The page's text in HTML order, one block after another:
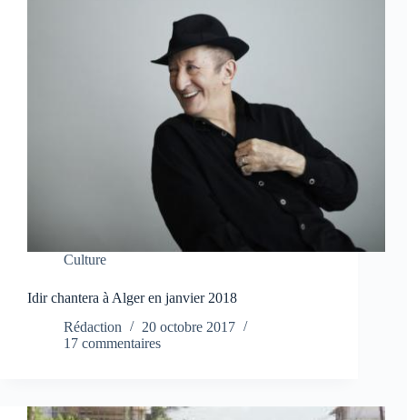
Culture
Idir chantera à Alger en janvier 2018
Rédaction
20 octobre 2017
17 commentaires